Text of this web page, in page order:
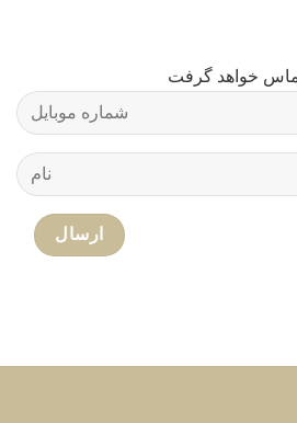
خواهد گرفت